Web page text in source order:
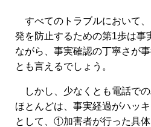
すべてのトラブルにおいて
発を防止するための第1歩は事
ながら、事実確認の丁寧さが
とも言えるでしょう。
しかし、少なくとも電話で
ほとんどは、事実経過がハッ
として、①加害者が行った具